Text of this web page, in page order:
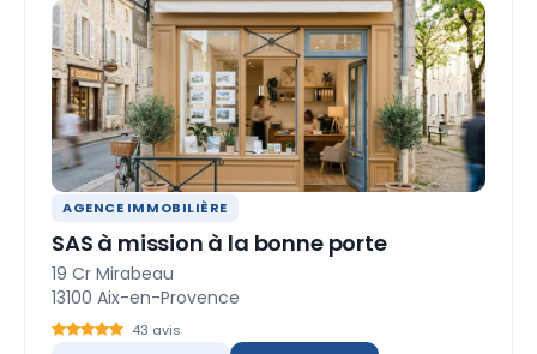
AGENCE IMMOBILIÈRE
SAS à mission à la bonne porte
19 Cr Mirabeau
13100 Aix-en-Provence
43 avis